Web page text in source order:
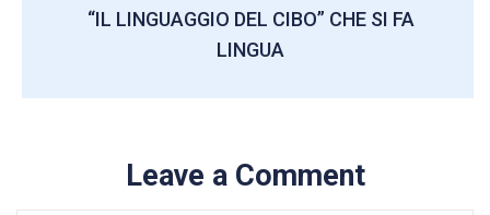
“IL LINGUAGGIO DEL CIBO” CHE SI FA
LINGUA
Leave a Comment